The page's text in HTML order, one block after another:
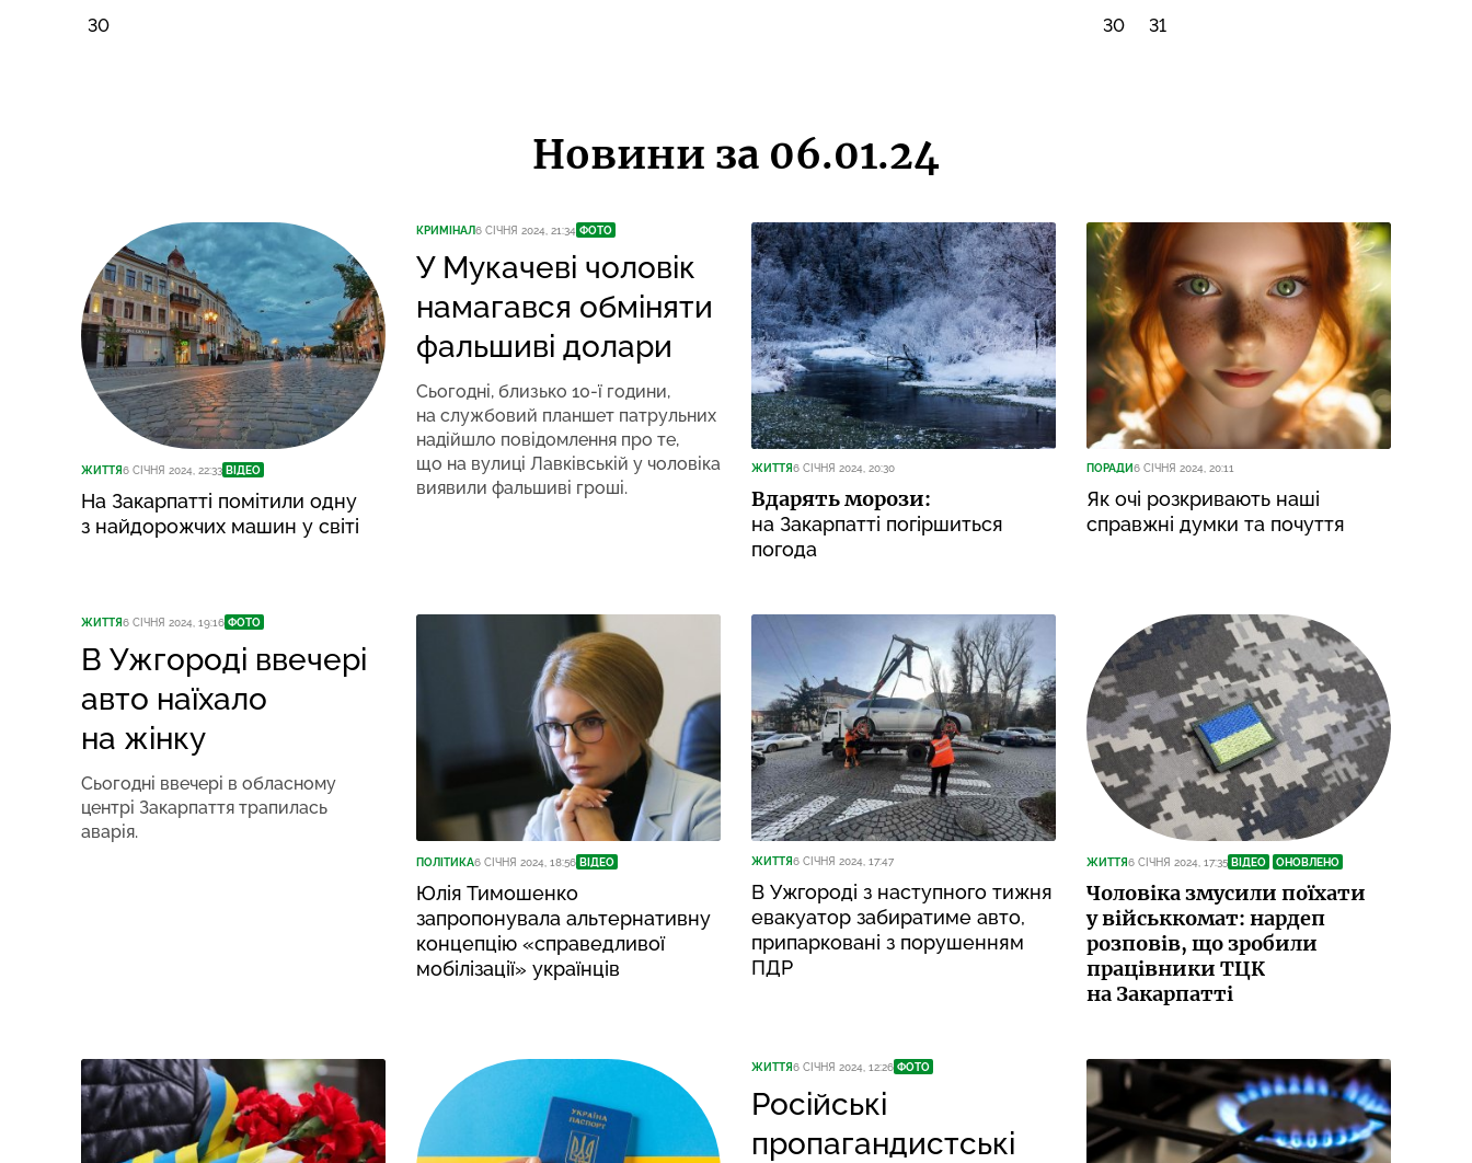
30 30 31
Новини за 06.01.24
ЖИТТЯ6 СІЧНЯ 2024, 22:33 ВІДЕО
На Закарпатті помітили одну
з найдорожчих машин у світі
КРИМІНАЛ6 СІЧНЯ 2024, 21:34 ФОТО
У Мукачеві чоловік
намагався обміняти
фальшиві долари
Сьогодні, близько 10-ї години,
на службовий планшет патрульних
надійшло повідомлення про те,
що на вулиці Лавківській у чоловіка
виявили фальшиві гроші.
ЖИТТЯ6 СІЧНЯ 2024, 20:30
Вдарять морози:
на Закарпатті погіршиться
погода
ПОРАДИ6 СІЧНЯ 2024, 20:11
Як очі розкривають наші
справжні думки та почуття
ЖИТТЯ6 СІЧНЯ 2024, 19:16 ФОТО
В Ужгороді ввечері
авто наїхало
на жінку
Сьогодні ввечері в обласному
центрі Закарпаття трапилась
аварія.
ПОЛІТИКА6 СІЧНЯ 2024, 18:56 ВІДЕО
Юлія Тимошенко
запропонувала альтернативну
концепцію «справедливої
мобілізації» українців
ЖИТТЯ6 СІЧНЯ 2024, 17:47
В Ужгороді з наступного тижня
евакуатор забиратиме авто,
припарковані з порушенням
ПДР
ЖИТТЯ6 СІЧНЯ 2024, 17:35 ВІДЕО ОНОВЛЕНО
Чоловіка змусили поїхати
у військкомат: нардеп
розповів, що зробили
працівники ТЦК
на Закарпатті
ЖИТТЯ6 СІЧНЯ 2024, 12:26 ФОТО
Російські
пропагандистські